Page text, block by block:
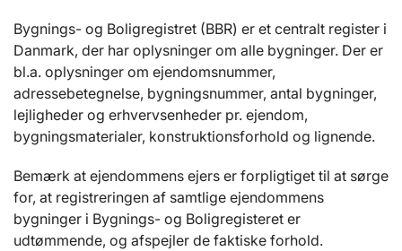
Bygnings- og Boligregistret (BBR) er et centralt register i
Danmark, der har oplysninger om alle bygninger. Der er
bl.a. oplysninger om ejendomsnummer,
adressebetegnelse, bygningsnummer, antal bygninger,
lejligheder og erhvervsenheder pr. ejendom,
bygningsmaterialer, konstruktionsforhold og lignende.
Bemærk at ejendommens ejers er forpligtiget til at sørge
for, at registreringen af samtlige ejendommens
bygninger i Bygnings- og Boligregisteret er
udtømmende, og afspejler de faktiske forhold.